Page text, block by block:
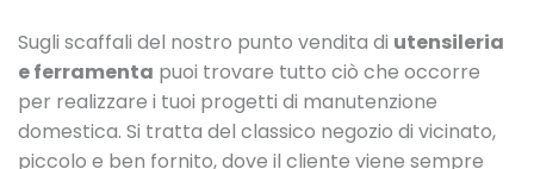
Sugli scaffali del nostro punto vendita di utensileria
e ferramenta puoi trovare tutto ciò che occorre
per realizzare i tuoi progetti di manutenzione
domestica. Si tratta del classico negozio di vicinato,
piccolo e ben fornito, dove il cliente viene sempre